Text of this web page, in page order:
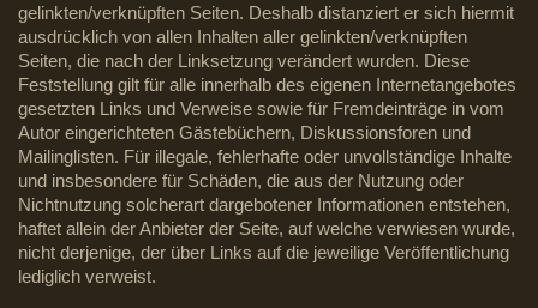
gelinkten/verknüpften Seiten. Deshalb distanziert er sich hiermit
ausdrücklich von allen Inhalten aller gelinkten/verknüpften
Seiten, die nach der Linksetzung verändert wurden. Diese
Feststellung gilt für alle innerhalb des eigenen Internetangebotes
gesetzten Links und Verweise sowie für Fremdeinträge in vom
Autor eingerichteten Gästebüchern, Diskussionsforen und
Mailinglisten. Für illegale, fehlerhafte oder unvollständige Inhalte
und insbesondere für Schäden, die aus der Nutzung oder
Nichtnutzung solcherart dargebotener Informationen entstehen,
haftet allein der Anbieter der Seite, auf welche verwiesen wurde,
nicht derjenige, der über Links auf die jeweilige Veröffentlichung
lediglich verweist.